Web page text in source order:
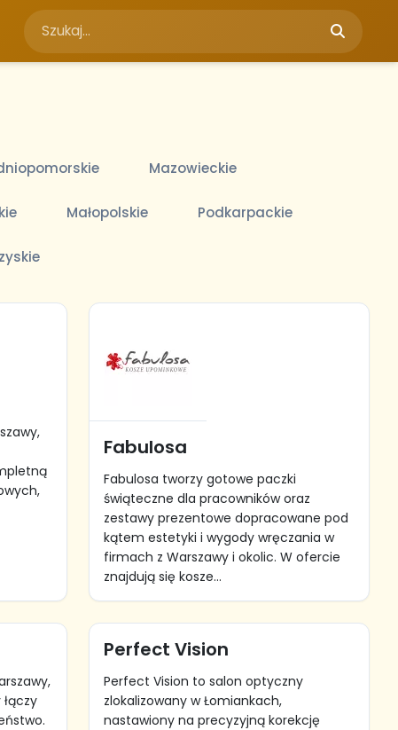
Mazowieckie
Małopolskie Podkarpackie
Fabulosa
Fabulosa tworzy gotowe paczki
świąteczne dla pracowników oraz
zestawy prezentowe dopracowane pod
kątem estetyki i wygody wręczania w
firmach z Warszawy i okolic. W ofercie
znajdują się kosze...
Perfect Vision
Perfect Vision to salon optyczny
zlokalizowany w Łomiankach,
nastawiony na precyzyjną korekcję